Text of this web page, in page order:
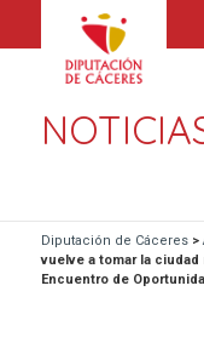
Diputación de Cáceres>
vuelve a tomar la ciudad
Encuentro de